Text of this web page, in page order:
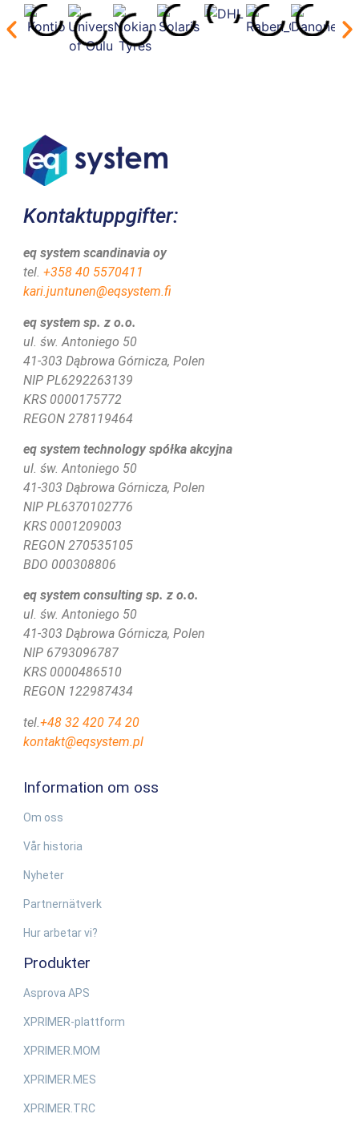
Kontaktuppgifter:
eq system scandinavia oy
tel. +358 40 5570411
kari.juntunen@eqsystem.fi
eq system sp. z o.o.
ul. św. Antoniego 50
41-303 Dąbrowa Górnicza, Polen
NIP PL6292263139
KRS 0000175772
REGON 278119464
eq system technology spółka akcyjna
ul. św. Antoniego 50
41-303 Dąbrowa Górnicza, Polen
NIP PL6370102776
KRS 0001209003
REGON 270535105
BDO 000308806
eq system consulting sp. z o.o.
ul. św. Antoniego 50
41-303 Dąbrowa Górnicza, Polen
NIP 6793096787
KRS 0000486510
REGON 122987434
tel.+48 32 420 74 20
kontakt@eqsystem.pl
Information om oss
Om oss
Vår historia
Nyheter
Partnernätverk
Hur arbetar vi?
Produkter
Asprova APS
XPRIMER-plattform
XPRIMER.MOM
XPRIMER.MES
XPRIMER.TRC